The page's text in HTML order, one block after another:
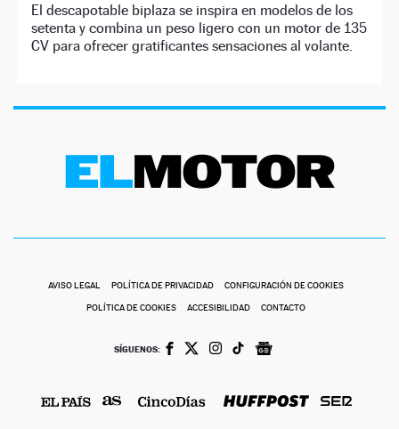
El descapotable biplaza se inspira en modelos de los
setenta y combina un peso ligero con un motor de 135
CV para ofrecer gratificantes sensaciones al volante.
AVISO LEGAL POLÍTICA DE PRIVACIDAD CONFIGURACIÓN DE COOKIES
POLÍTICA DE COOKIES ACCESIBILIDAD CONTACTO
SÍGUENOS: